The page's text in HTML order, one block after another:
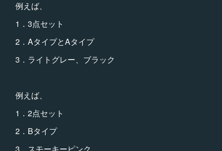
例えば、
1．3点セット
2．AタイプとAタイプ
3．ライトグレー、ブラック
例えば、
1．2点セット
2．Bタイプ